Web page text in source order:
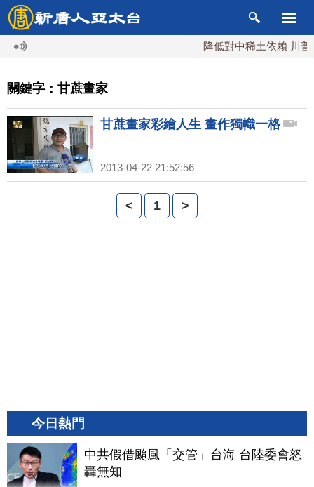
降低對中稀土依賴 川普
關鍵字：甘蔗畫家
甘蔗畫家彩繪人生 畫作獨幟一格
2013-04-22 21:52:56
< 1 >
今日熱門
中共假借颱風「交管」台海 台陸委會怒
轟無知